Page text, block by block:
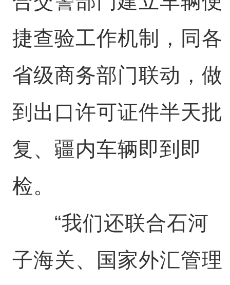
捷查验工作机制，同各
省级商务部门联动，做
到出口许可证件半天批
复、疆内车辆即到即
检。
“我们还联合石河
子海关、国家外汇管理